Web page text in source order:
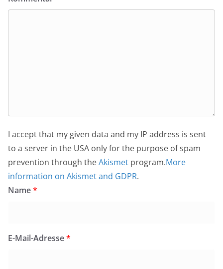
I accept that my given data and my IP address is sent
to a server in the USA only for the purpose of spam
prevention through theAkismet program.More
information on Akismet and GDPR.
Name*
E-Mail-Adresse*